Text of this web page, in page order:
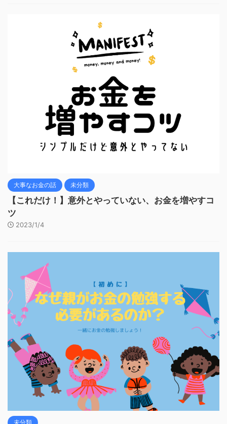
大事なお金の話 未分類
【これだけ！】意外とやっていない、お金を増やすコ
ツ
2023/1/4
未分類